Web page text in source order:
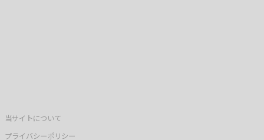
当サイトについて
プライバシーポリシー